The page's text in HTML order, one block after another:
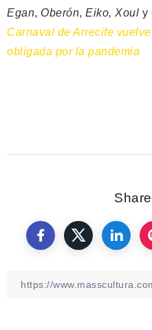
Egan, Oberón, Eiko, Xoul y
Carnaval de Arrecife
obligada por la pandemia